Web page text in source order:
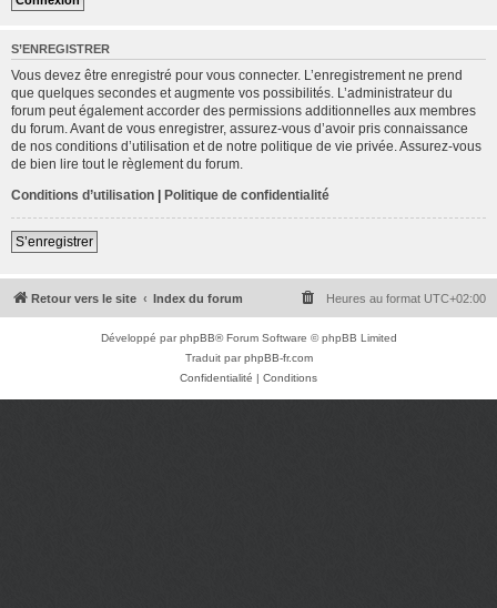
S’ENREGISTRER
Vous devez être enregistré pour vous connecter. L’enregistrement ne prend
que quelques secondes et augmente vos possibilités. L’administrateur du
forum peut également accorder des permissions additionnelles aux membres
du forum. Avant de vous enregistrer, assurez-vous d’avoir pris connaissance
de nos conditions d’utilisation et de notre politique de vie privée. Assurez-vous
de bien lire tout le règlement du forum.
Conditions d’utilisation | Politique de confidentialité
S’enregistrer
Retour vers le site Index du forum Heures au format UTC+02:00
Développé parphpBB® Forum Software © phpBB Limited
Traduit parphpBB-fr.com
Confidentialité | Conditions